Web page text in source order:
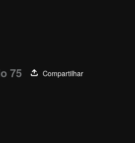
75
Compartilhar